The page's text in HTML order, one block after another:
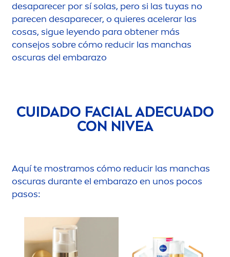
desaparecer por sí solas, pero si las tuyas no
parecen desaparecer, o quieres acelerar las
cosas, sigue leyendo para obtener más
consejos sobre cómo reducir las manchas
oscuras del embarazo
CUIDADO FACIAL ADECUADO
CON NIVEA
Aquí te mostramos cómo reducir las manchas
oscuras durante el embarazo en unos pocos
pasos: